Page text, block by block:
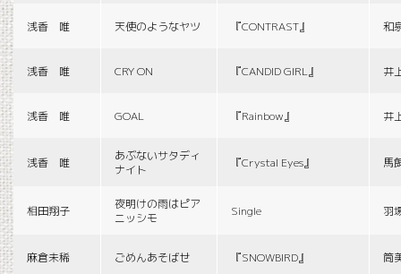
浅香 唯 天使のようなヤツ 『CONTRAST』 和
浅香 唯 CRY ON 『CANDID GIRL』 井
浅香 唯 GOAL 『Rainbow』 井
浅香 唯
あぶないサタディ
ナイト
『Crystal Eyes』 馬
相田翔子
夜明けの雨はピア
ニッシモ
Single 羽
麻倉未稀 ごめんあそばせ 『SNOWBIRD』 筒